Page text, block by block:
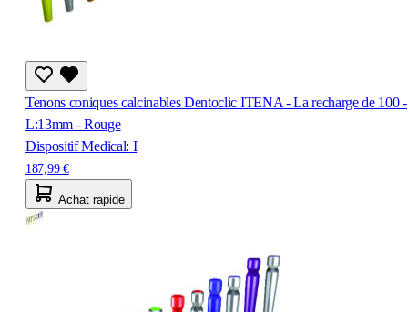
Tenons coniques calcinables Dentoclic ITENA - La recharge de 100 -
L:13mm - Rouge
Dispositif Medical: I
187,99 €
Achat rapide